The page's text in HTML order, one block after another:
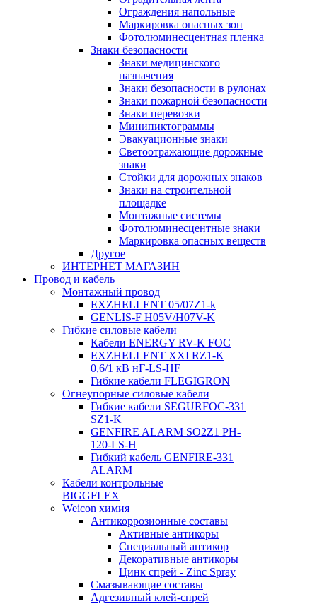
Ограждения напольные
Маркировка опасных зон
Фотолюминесцентная пленка
Знаки безопасности
Знаки медицинского
назначения
Знаки безопасности в рулонах
Знаки пожарной безопасности
Знаки перевозки
Минипиктограммы
Эвакуационные знаки
Светоотражающие дорожные
знаки
Стойки для дорожных знаков
Знаки на строительной
площадке
Монтажные системы
Фотолюминесцентные знаки
Маркировка опасных веществ
Другое
ИНТЕРНЕТ МАГАЗИН
Провод и кабель
Монтажный провод
EXZHELLENT 05/07Z1-k
GENLIS-F Н05V/H07V-K
Гибкие силовые кабели
Кабели ENERGY RV-K FOC
EXZHELLENT XXI RZ1-K
0,6/1 кВ нГ-LS-HF
Гибкие кабели FLEGIGRON
Огнеупорные силовые кабели
Гибкие кабели SEGURFOC-331
SZ1-K
GENFIRE ALARM SO2Z1 PH-
120-LS-H
Гибкий кабель GENFIRE-331
ALARM
Кабели контрольные
BIGGFLEX
Weicon химия
Антикоррозионные составы
Активные антикоры
Специальный антикор
Декоративные антикоры
Цинк спрей - Zinc Spray
Смазывающие составы
Адгезивный клей-спрей